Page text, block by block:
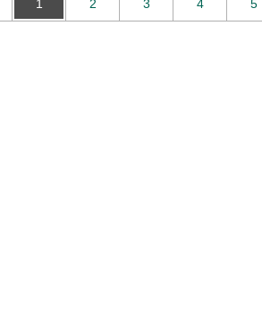
1 2 3 4 5